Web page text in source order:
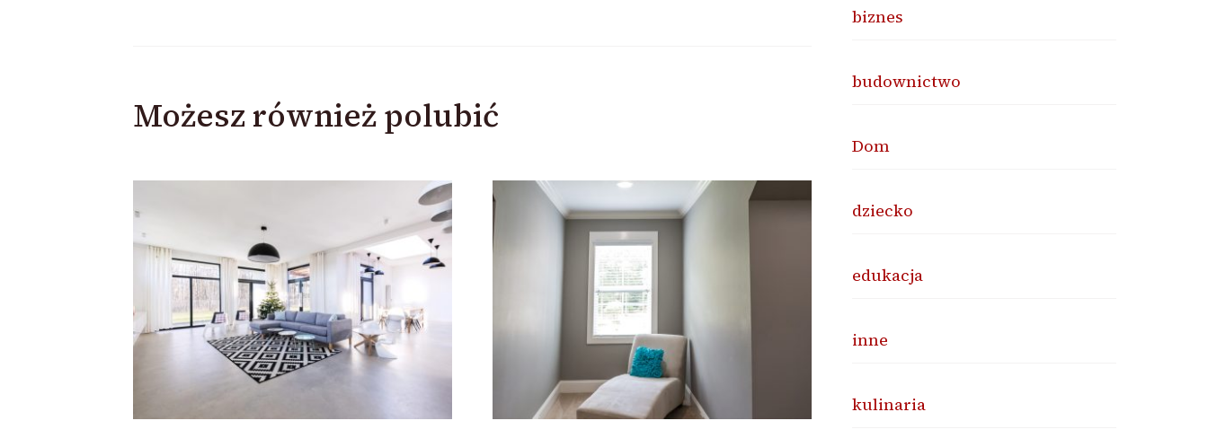
Możesz również polubić
biznes
budownictwo
Dom
dziecko
edukacja
inne
kulinaria